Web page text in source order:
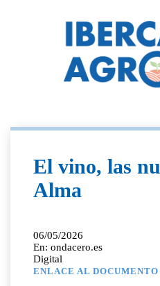
El vino, las
Alma
06/05/2026
En: ondacero.es
Digital
ENLACE AL